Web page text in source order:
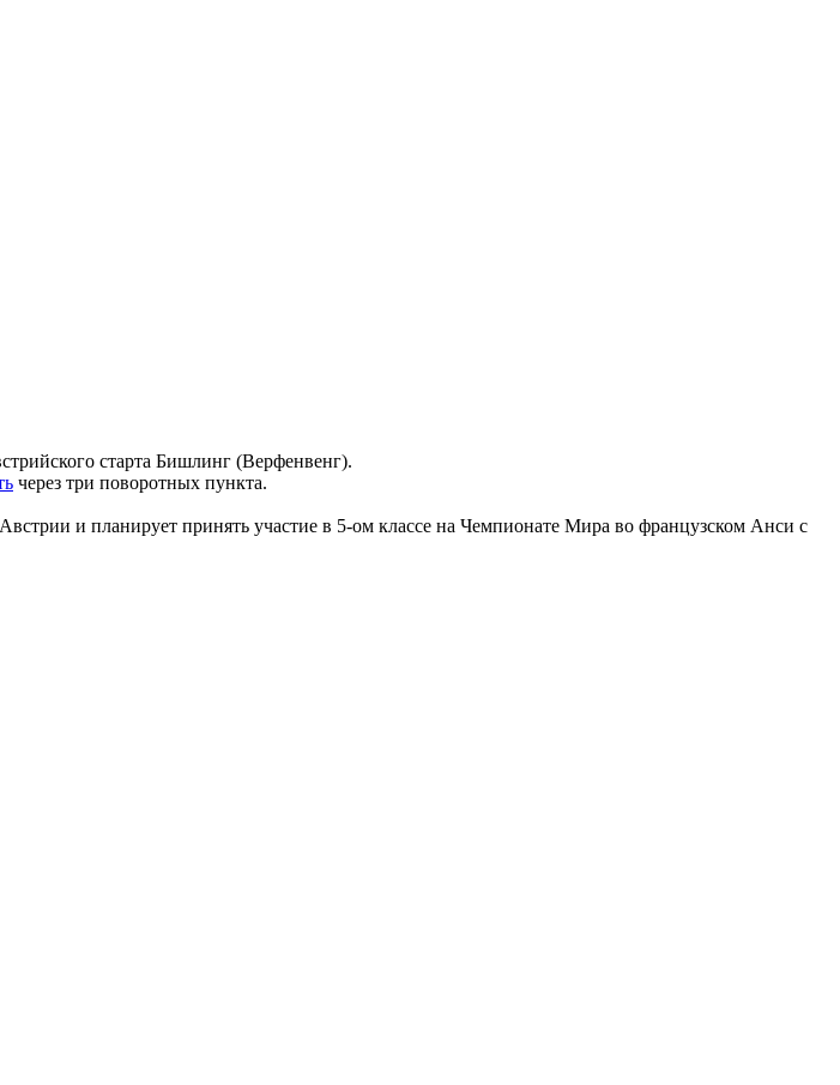
старта Бишлинг (Верфенвенг).
через три поворотных пункта.
и планирует принять участие в 5-ом классе на Чемпионате Мира во французском Анси с